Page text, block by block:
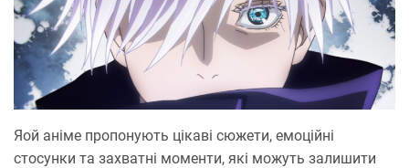
Яой аніме пропонують цікаві сюжети, емоційні
стосунки та захватні моменти, які можуть залишити